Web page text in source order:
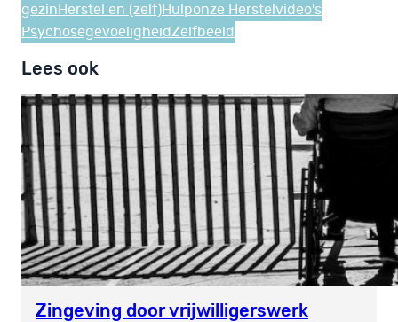
gezin Herstel en (zelf)Hulponze Herstelvideo's
Psychosegevoeligheid Zelfbeeld
Lees ook
Zingeving door vrijwilligerswerk